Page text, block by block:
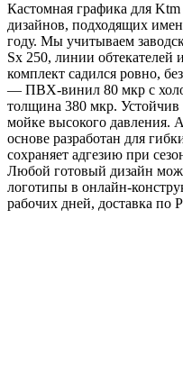
Кастомная графика для
дизайнов, подходящих
году. Мы учитываем
Sx 250, линии обтекателей
комплект садился ровно,
— ПВХ-винил 80 мкр с
толщина 380 мкр.
мойке высокого давления.
основе разработан для
сохраняет адгезию при
Любой готовый дизайн
логотипы в онлайн-
рабочих дней, доставка по